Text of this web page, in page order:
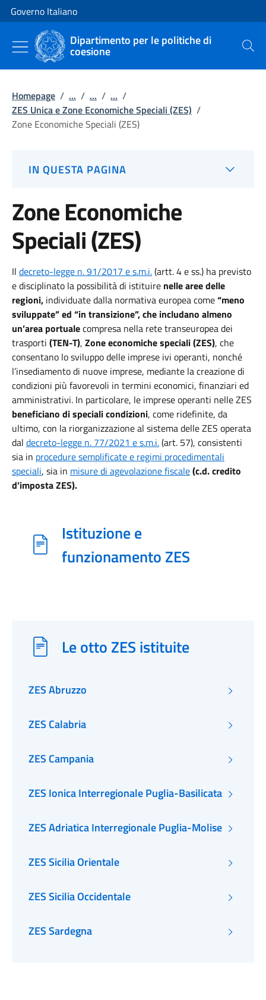
Vai al contenuto
Vai alla navigazione del sito
Governo Italiano
Dipartimento per le politiche di
coesione Cerca
Homepage / ... / ... / ... /
ZES Unica e Zone Economiche Speciali (ZES) /
Zone Economiche Speciali (ZES)
IN QUESTA PAGINA
Zone Economiche
Speciali (ZES)
Il decreto-legge n. 91/2017 e s.m.i.(artt. 4 e ss.) ha previsto
e disciplinato la possibilità di istituire nelle aree delle
regioni, individuate dalla normativa europea come“meno
sviluppate” ed “in transizione”, che includano almeno
un’area portualecompresa nella rete transeuropea dei
trasporti (TEN-T), Zone economiche speciali (ZES), che
consentano lo sviluppo delle imprese ivi operanti, nonché
l’insediamento di nuove imprese, mediante la creazione di
condizioni più favorevoli in termini economici, finanziari ed
amministrativi. In particolare, le imprese operanti nelle ZES
beneficiano di speciali condizioni, come ridefinite, da
ultimo, con la riorganizzazione al sistema delle ZES operata
dal decreto-legge n. 77/2021 e s.m.i.(art. 57), consistenti
sia in procedure semplificate e regimi procedimentali
speciali, sia in misure di agevolazione fiscale(c.d. credito
d’imposta ZES).
Istituzione e
funzionamento ZES
Le otto ZES istituite
ZES Abruzzo
ZES Calabria
ZES Campania
ZES Ionica Interregionale Puglia-Basilicata
ZES Adriatica Interregionale Puglia-Molise
ZES Sicilia Orientale
ZES Sicilia Occidentale
ZES Sardegna